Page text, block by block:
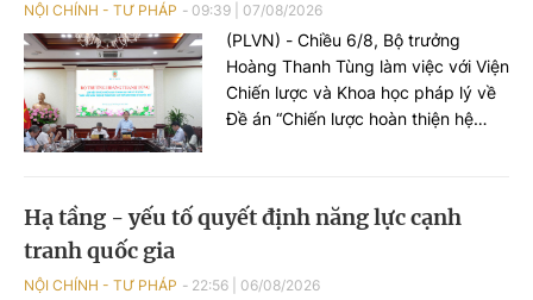
NỘI CHÍNH - TƯ PHÁP 09:39 07/08/2026
(PLVN) - Chiều 6/8, Bộ trưởng
Hoàng Thanh Tùng làm việc với Viện
Chiến lược và Khoa học pháp lý về
Đề án “Chiến lược hoàn thiện hệ
Hạ tầng - yếu tố quyết định năng lực cạnh
tranh quốc gia
NỘI CHÍNH - TƯ PHÁP 22:56 06/08/2026